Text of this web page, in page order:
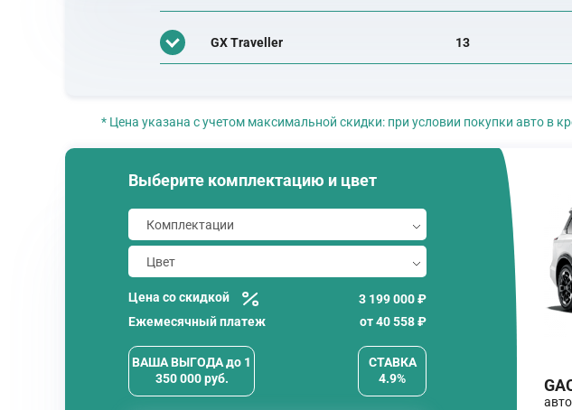
GX Traveller 13
* Цена указана с учетом максимальной скидки: при условии покупки авто в
Выберите комплектацию и цвет
Цена со скидкой
3 199 000 ₽
Ежемесячный платеж
от40 558₽
ВАША ВЫГОДАдо 1
350 000руб.
СТАВКА
4.9%